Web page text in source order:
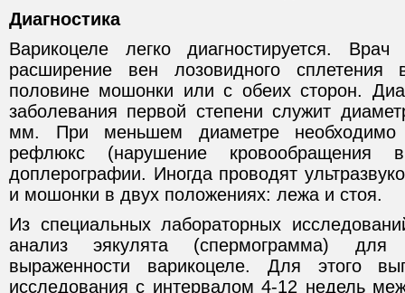
Диагностика
Варикоцеле легко диагностируется.
расширение вен лозовидного
половине мошонки или с обеих сторон.
заболевания первой степени служит
мм. При меньшем диаметре необходимо
рефлюкс (нарушение
доплерографии. Иногда проводят
и мошонки в двух положениях: лежа и стоя.
Из специальных лабораторных
анализ эякулята (спермограмма) для
выраженности варикоцеле. Для этого
исследования с интервалом 4-12 недель